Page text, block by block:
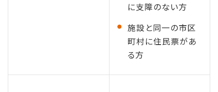
に支障のない方
施設と同一の市区
町村に住民票があ
る方